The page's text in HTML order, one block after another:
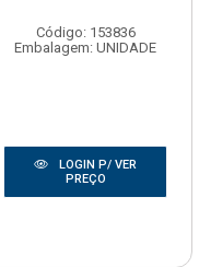
Código: 153836
Embalagem: UNIDADE
LOGIN P/ VER
PREÇO